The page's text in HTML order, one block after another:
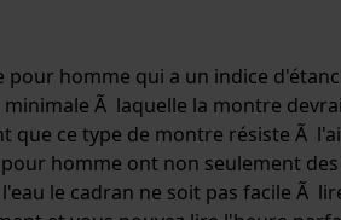
homme qui a un indice
Ã laquelle la montre
que ce type de montre résiste Ã
homme ont non seulement
le cadran ne soit pas facile Ã